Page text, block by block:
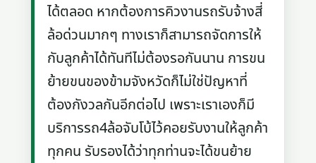
ได้ตลอด หากต้องการคิวงานรถรับจ้างสี่
ล้อด่วนมากๆ ทางเราก็สามารถจัดการให้
กับลูกค้าได้ทันทีไม่ต้องรอกันนาน การขน
ย้ายขนของข้ามจังหวัดก็ไม่ใช่ปัญหาที่
ต้องกังวลกันอีกต่อไป เพราะเราเองก็มี
บริการรถ4ล้อจับโบ้ไว้คอยรับงานให้ลูกค้า
ทุกคน รับรองได้ว่าทุกท่านจะได้ขนย้าย